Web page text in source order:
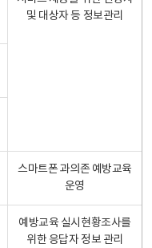
및 대상자 등 정보관리
스마트폰 과의존 예방교육
운영
예방교육 실시현황조사를
위한 응답자 정보 관리